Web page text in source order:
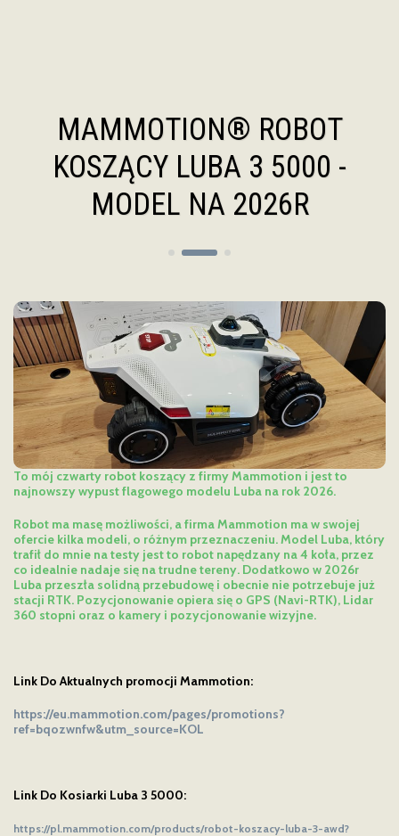
MAMMOTION® ROBOT
KOSZĄCY LUBA 3 5000 -
MODEL NA 2026R
To mój czwarty robot koszący z firmy Mammotion i jest to
najnowszy wypust flagowego modelu Luba na rok 2026.
Robot ma masę możliwości, a firma Mammotion ma w swojej
ofercie kilka modeli, o różnym przeznaczeniu. Model Luba, który
trafił do mnie na testy jest to robot napędzany na 4 koła, przez
co idealnie nadaje się na trudne tereny. Dodatkowo w 2026r
Luba przeszła solidną przebudowę i obecnie nie potrzebuje już
stacji RTK. Pozycjonowanie opiera się o GPS (Navi-RTK), Lidar
360 stopni oraz o kamery i pozycjonowanie wizyjne.
Link Do Aktualnych promocji Mammotion:
https://eu.mammotion.com/pages/promotions?
ref=bqozwnfw&utm_source=KOL
Link Do Kosiarki Luba 3 5000:
https://pl.mammotion.com/products/robot-koszacy-luba-3-awd?